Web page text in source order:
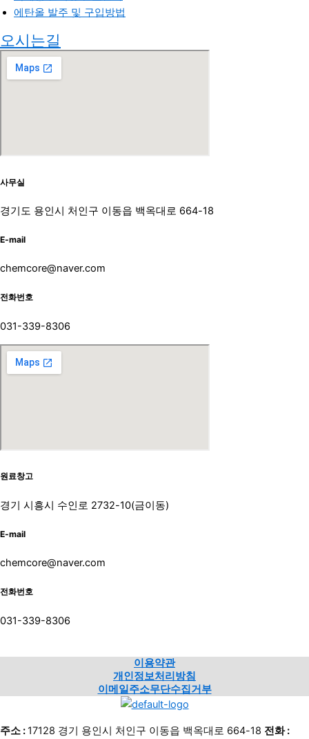
에탄올 발주 및 구입방법
오시는길
사무실
경기도 용인시 처인구 이동읍 백옥대로 664-18
E-mail
chemcore@naver.com
전화번호
031-339-8306
원료창고
경기 시흥시 수인로 2732-10(금이동)
E-mail
chemcore@naver.com
전화번호
031-339-8306
이용약관
개인정보처리방침
이메일주소무단수집거부
주소 :17128 경기 용인시 처인구 이동읍 백옥대로 664-18 전화 :